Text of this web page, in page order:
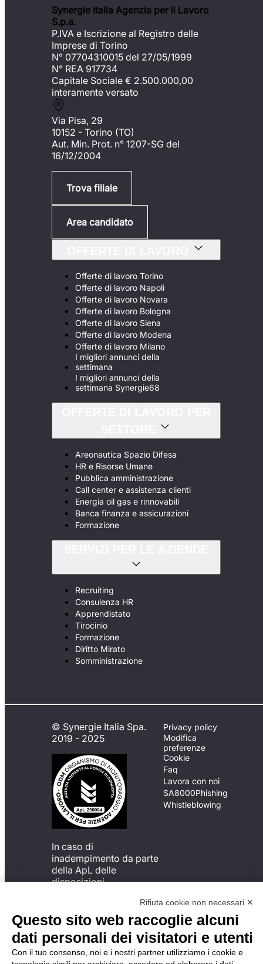
Synergie Italia Agenzia per il Lavoro
S.p.a.
P.IVA e Iscrizione al Registro delle
Imprese di Torino
N° 07704310015 del 27/05/1999
N° REA 917734
Capitale Sociale € 2.500.000,00
interamente versato
Via Pisa, 29
10152 - Torino (TO)
Aut. Min. Prot. n° 1207-SG del
16/12/2004
Trova filiale
Area candidato
Offerte di lavoro Torino
Offerte di lavoro Napoli
Offerte di lavoro Novara
Offerte di lavoro Bologna
Offerte di lavoro Siena
Offerte di lavoro Modena
Offerte di lavoro Milano
I migliori annunci della
settimana
I migliori annunci della
settimana Synergie68
Areonautica Spazio Difesa
HR e Risorse Umane
Pubblica amministrazione
Call center e assistenza clienti
Energia oil gas e rinnovabili
Banca finanza e assicurazioni
Formazione
Recruiting
Consulenza HR
Apprendistato
Tirocinio
Formazione
Diritto Mirato
Somministrazione
© Synergie Italia Spa.
2019 - 2025
In caso di
inadempimento da parte
della ApL delle
disposizioni
possibile presentare un
reclamo
all’Organismo di
Monitoraggio utilizzando
una delle modalità
Privacy policy
Modifica
preferenze
Cookie
Faq
Lavora con noi
SA8000Phishing
Whistleblowing
Rifiuta cookie non necessari ✕
Questo sito web raccoglie alcuni
dati personali dei visitatori e utenti
Con il tuo consenso, noi e i nostri partner utilizziamo i cookie e